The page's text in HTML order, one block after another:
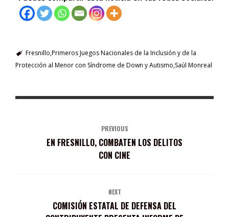
Fresnillo Primeros Juegos Nacionales de la Inclusión y de la
Protección al Menor con Síndrome de Down y Autismo Saúl Monreal
PREVIOUS
EN FRESNILLO, COMBATEN LOS DELITOS
CON CINE
NEXT
COMISIÓN ESTATAL DE DEFENSA DEL